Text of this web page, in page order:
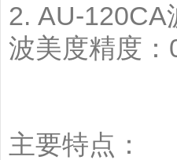
2. AU-120CA
波美度精度
主要特点：